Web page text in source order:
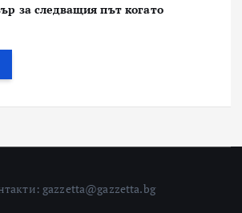
за следващия път когато
gazzetta@gazzetta.bg